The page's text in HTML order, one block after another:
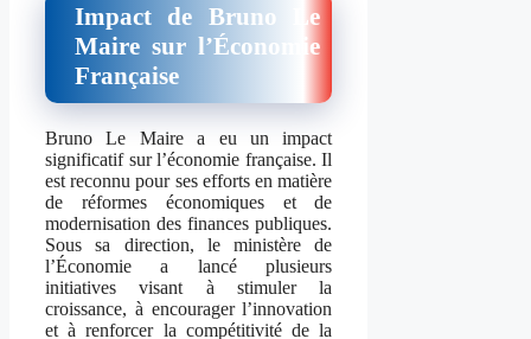
Impact de Bruno Le
Maire sur l’Économie
Française
Bruno Le Maire a eu un impact
significatif sur l’économie française. Il
est reconnu pour ses efforts en matière
de réformes économiques et de
modernisation des finances publiques.
Sous sa direction, le ministère de
l’Économie a lancé plusieurs
initiatives visant à stimuler la
croissance, à encourager l’innovation
et à renforcer la compétitivité de la